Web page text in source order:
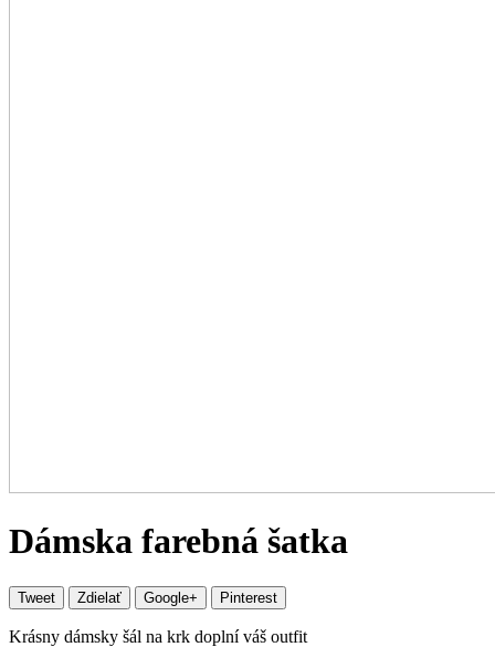
Dámska farebná šatka
Tweet Zdielať Google+ Pinterest
Krásny dámsky šál na krk doplní váš outfit